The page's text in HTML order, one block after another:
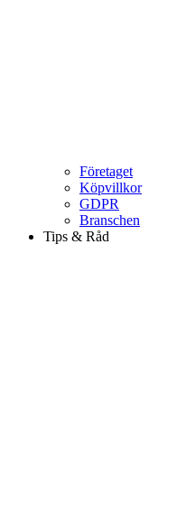
Företaget
Köpvillkor
GDPR
Branschen
Tips & Råd